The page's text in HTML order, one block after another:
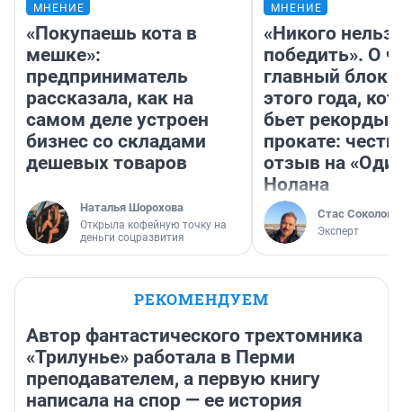
МНЕНИЕ
«Покупаешь кота в
мешке»:
предприниматель
рассказала, как на
самом деле устроен
бизнес со складами
дешевых товаров
Наталья Шорохова
Открыла кофейную точку на
деньги соцразвития
МНЕНИЕ
«Никого нельзя
победить». О
главный
этого года,
бьет рекорды в
прокате:
отзыв на
Нолана
Стас Соколов
Эксперт
РЕКОМЕНДУЕМ
Автор фантастического трехтомника
«Трилунье» работала в Перми
преподавателем, а первую книгу
написала на спор — ее история